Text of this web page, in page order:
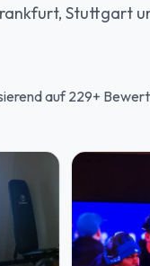
Stuttgart
auf 229+